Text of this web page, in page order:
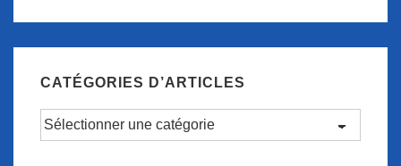
CATÉGORIES D’ARTICLES
Catégories